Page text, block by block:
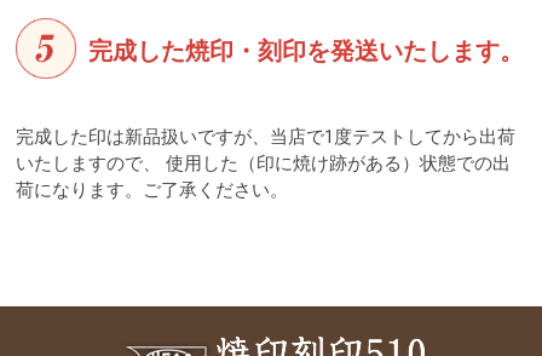
完成した焼印・刻印を発送いたします。
完成した印は新品扱いですが、当店で1度テストしてから出荷
いたしますので、 使用した（印に焼け跡がある）状態での出
荷になります。ご了承ください。